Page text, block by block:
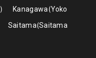
Kanagawa Yoko
Saitama Saitama